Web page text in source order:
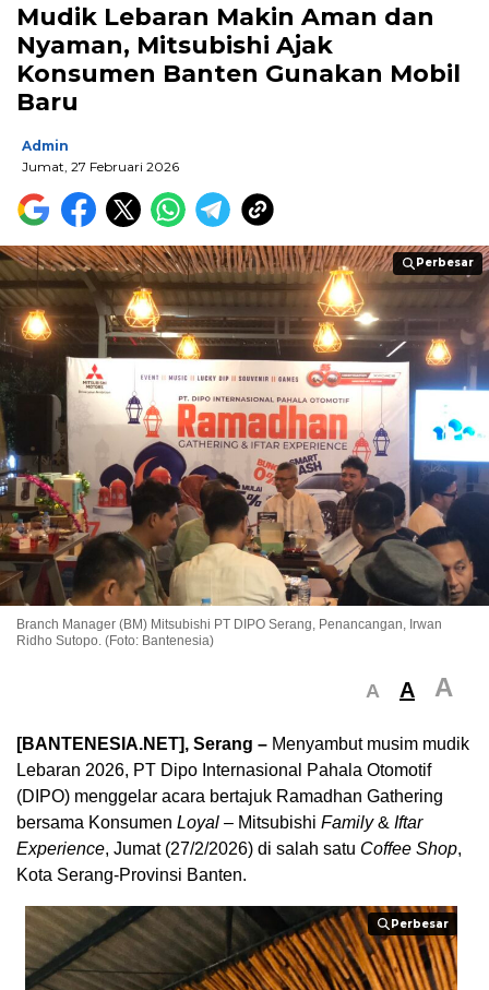
Mudik Lebaran Makin Aman dan
Nyaman, Mitsubishi Ajak
Konsumen Banten Gunakan Mobil
Baru
Admin
Jumat, 27 Februari 2026
Perbesar
Perbesar
Branch Manager (BM) Mitsubishi PT DIPO Serang, Penancangan, Irwan
Ridho Sutopo. (Foto: Bantenesia)
A A A
[BANTENESIA.NET], Serang – Menyambut musim mudik
Lebaran 2026, PT Dipo Internasional Pahala Otomotif
(DIPO) menggelar acara bertajuk Ramadhan Gathering
bersama Konsumen Loyal – Mitsubishi Family& Iftar
Experience, Jumat (27/2/2026) di salah satu Coffee Shop,
Kota Serang-Provinsi Banten.
Perbesar
Perbesar